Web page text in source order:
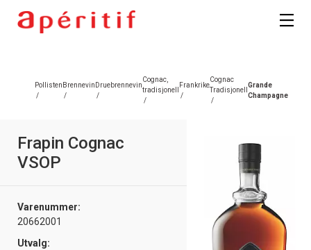
Pollisten
/
Brennevin
/
Druebrennevin
/
Cognac,
tradisjonell
/
Frankrike
/
Cognac
Tradisjonell
/
Grande
Champagne
Frapin Cognac
VSOP
Varenummer:
20662001
Utvalg: